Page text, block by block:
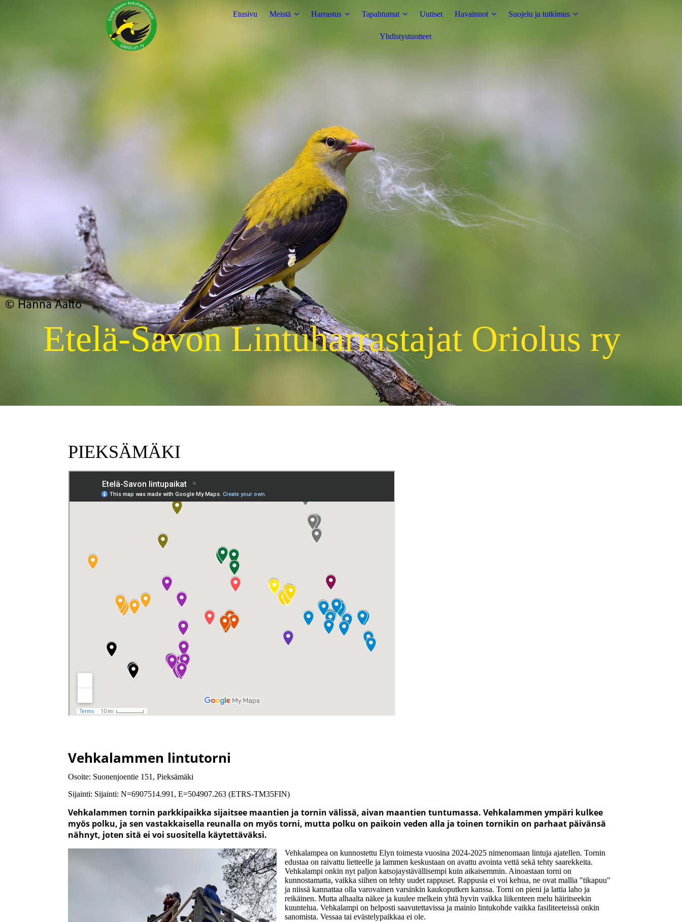
Etusivu Meistä Harrastus Tapahtumat Uutiset Havainnot Suojelu ja tutkimus
Yhdistystuotteet
Etelä-SavonLintuharrastajat Oriolus ry
PIEKSÄMÄKI
Vehkalammen lintutorni
Osoite: Suonenjoentie 151, Pieksämäki
Sijainti: Sijainti: N=6907514.991, E=504907.263 (ETRS-TM35FIN)
Vehkalammen tornin parkkipaikka sijaitsee maantien ja tornin välissä, aivan maantien tuntumassa. Vehkalammen ympäri kulkee
myös polku, ja sen vastakkaisella reunalla on myös torni, mutta polku on paikoin veden alla ja toinen tornikin on parhaat päivänsä
nähnyt, joten sitä ei voi suositella käytettäväksi.
Vehkalampea on kunnostettu Elyn toimesta vuosina 2024-2025 nimenomaan lintuja ajatellen. Tornin
edustaa on raivattu lietteelle ja lammen keskustaan on avattu avointa vettä sekä tehty saarekkeita.
Vehkalampi onkin nyt paljon katsojaystävällisempi kuin aikaisemmin. Ainoastaan torni on
kunnostamatta, vaikka siihen on tehty uudet rappuset. Rappusia ei voi kehua, ne ovat mallia "tikapuu"
ja niissä kannattaa olla varovainen varsinkin kaukoputken kanssa. Torni on pieni ja lattia laho ja
reikäinen. Mutta alhaalta näkee ja kuulee melkein yhtä hyvin vaikka liikenteen melu häiritseekin
kuuntelua. Vehkalampi on helposti saavutettavissa ja mainio lintukohde vaikka fasiliteeteissä onkin
sanomista. Vessaa tai evästelypaikkaa ei ole.